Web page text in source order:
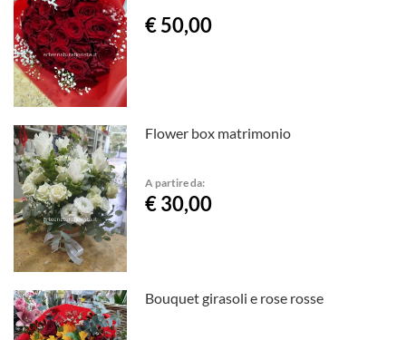
€ 50,00
Flower box matrimonio
A partire da:
€ 30,00
Bouquet girasoli e rose rosse